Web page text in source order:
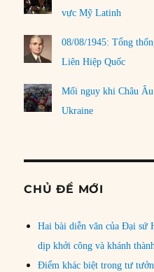
vực Mỹ Latinh
08/08/1945: Tổng
Liên Hiệp Quốc
Mối nguy khi Châu
Ukraine
CHỦ ĐỀ MỚI
Hai bài diễn văn của Đại sứ
dịp khởi công và khánh
Điểm khác biệt trong tư